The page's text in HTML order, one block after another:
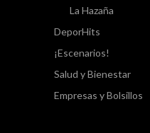
La Hazaña
DeporHits
¡Escenarios!
Salud y Bienestar
Empresas y Bolsillos